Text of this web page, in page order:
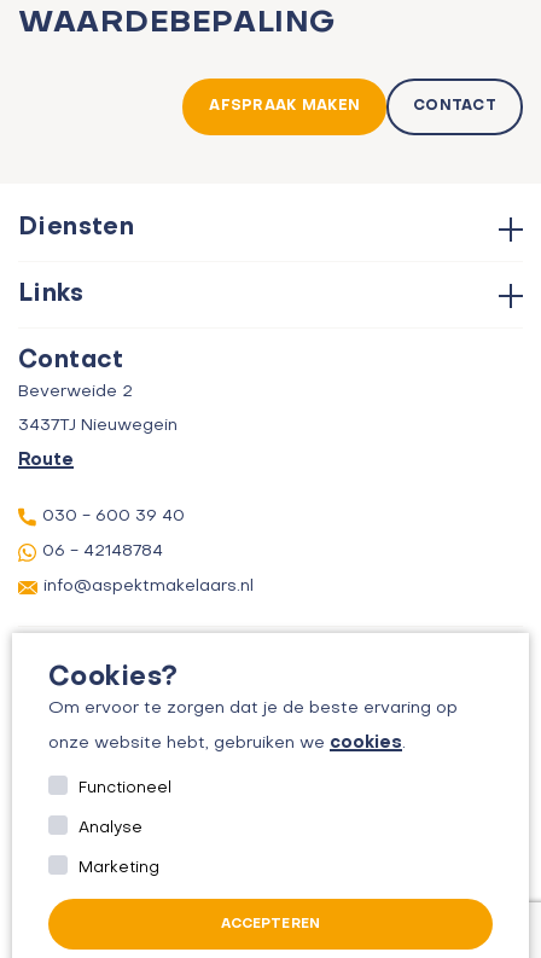
WAARDEBEPALING
AFSPRAAK MAKEN CONTACT
Cookies?
Om ervoor te zorgen dat je de beste ervaring op
onze website hebt, gebruiken we cookies.
Functioneel
Analyse
Marketing
ACCEPTEREN
Diensten
Aankoop
Taxatie
Verhuur
Links
Over ons
Contact
Beverweide 2
3437TJ Nieuwegein
Route
030 - 600 39 40
06 - 42148784
info@aspektmakelaars.nl